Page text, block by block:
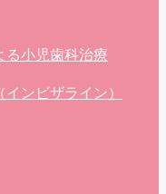
る小児歯科治療
ンビザライン）